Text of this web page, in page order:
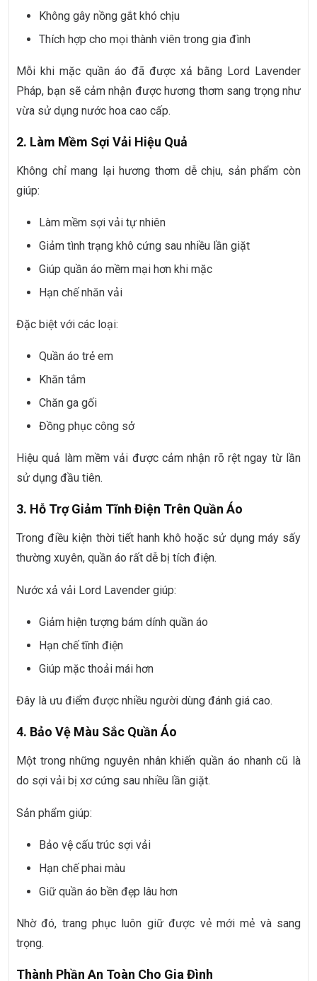
Không gây nồng gắt khó chịu
Thích hợp cho mọi thành viên trong gia đình
Mỗi khi mặc quần áo đã được xả bằng Lord Lavender
Pháp, bạn sẽ cảm nhận được hương thơm sang trọng như
vừa sử dụng nước hoa cao cấp.
2. Làm Mềm Sợi Vải Hiệu Quả
Không chỉ mang lại hương thơm dễ chịu, sản phẩm còn
giúp:
Làm mềm sợi vải tự nhiên
Giảm tình trạng khô cứng sau nhiều lần giặt
Giúp quần áo mềm mại hơn khi mặc
Hạn chế nhăn vải
Đặc biệt với các loại:
Quần áo trẻ em
Khăn tắm
Chăn ga gối
Đồng phục công sở
Hiệu quả làm mềm vải được cảm nhận rõ rệt ngay từ lần
sử dụng đầu tiên.
3. Hỗ Trợ Giảm Tĩnh Điện Trên Quần Áo
Trong điều kiện thời tiết hanh khô hoặc sử dụng máy sấy
thường xuyên, quần áo rất dễ bị tích điện.
Nước xả vải Lord Lavender giúp:
Giảm hiện tượng bám dính quần áo
Hạn chế tĩnh điện
Giúp mặc thoải mái hơn
Đây là ưu điểm được nhiều người dùng đánh giá cao.
4. Bảo Vệ Màu Sắc Quần Áo
Một trong những nguyên nhân khiến quần áo nhanh cũ là
do sợi vải bị xơ cứng sau nhiều lần giặt.
Sản phẩm giúp:
Bảo vệ cấu trúc sợi vải
Hạn chế phai màu
Giữ quần áo bền đẹp lâu hơn
Nhờ đó, trang phục luôn giữ được vẻ mới mẻ và sang
trọng.
Thành Phần An Toàn Cho Gia Đình